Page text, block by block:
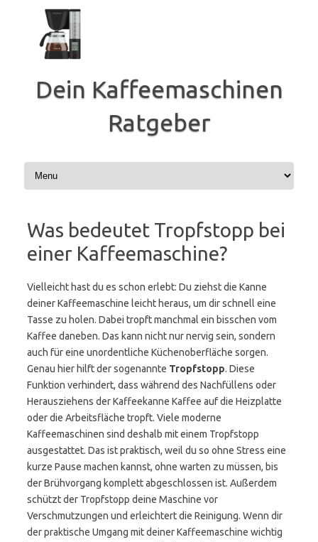
springen
Dein Kaffeemaschinen
Ratgeber
Was bedeutet Tropfstopp bei
einer Kaffeemaschine?
Vielleicht hast du es schon erlebt: Du ziehst die Kanne
deiner Kaffeemaschine leicht heraus, um dir schnell eine
Tasse zu holen. Dabei tropft manchmal ein bisschen vom
Kaffee daneben. Das kann nicht nur nervig sein, sondern
auch für eine unordentliche Küchenoberfläche sorgen.
Genau hier hilft der sogenannte Tropfstopp. Diese
Funktion verhindert, dass während des Nachfüllens oder
Herausziehens der Kaffeekanne Kaffee auf die Heizplatte
oder die Arbeitsfläche tropft. Viele moderne
Kaffeemaschinen sind deshalb mit einem Tropfstopp
ausgestattet. Das ist praktisch, weil du so ohne Stress eine
kurze Pause machen kannst, ohne warten zu müssen, bis
der Brühvorgang komplett abgeschlossen ist. Außerdem
schützt der Tropfstopp deine Maschine vor
Verschmutzungen und erleichtert die Reinigung. Wenn dir
der praktische Umgang mit deiner Kaffeemaschine wichtig